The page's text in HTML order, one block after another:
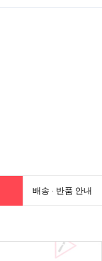
배송 · 반품 안내